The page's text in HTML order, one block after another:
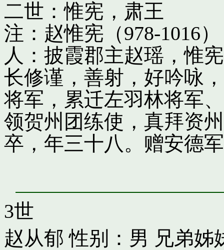
二世：惟宪，肃王
注：赵惟宪（978-1016
人：披霞郡主赵瑶，惟
长修谨，善射，好吟咏
将军，累迁左羽林将军
领贺州团练使，真拜资
卒，年三十八。赠安德
3世
赵从郁 性别：男 兄弟姊